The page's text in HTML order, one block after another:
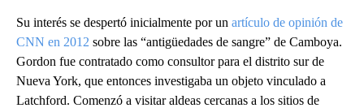
Su interés se despertó inicialmente por un artículo de opinión de
CNN en 2012 sobre las “antigüedades de sangre” de Camboya.
Gordon fue contratado como consultor para el distrito sur de
Nueva York, que entonces investigaba un objeto vinculado a
Latchford. Comenzó a visitar aldeas cercanas a los sitios de